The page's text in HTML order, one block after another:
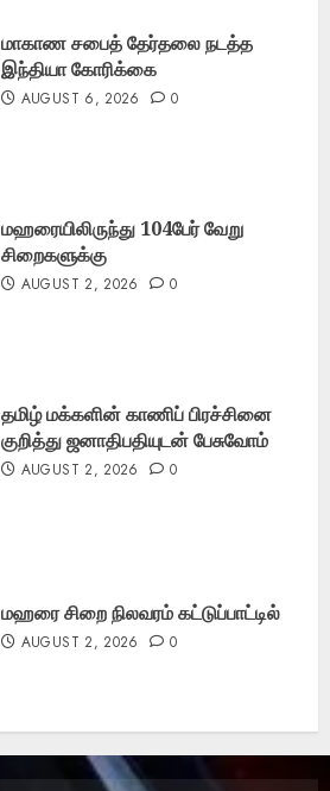
மாகாண சபைத் தேர்தலை நடத்த
இந்தியா கோரிக்கை
AUGUST 6, 2026 0
மஹரையிலிருந்து 104பேர் வேறு
சிறைகளுக்கு
AUGUST 2, 2026 0
தமிழ் மக்களின் காணிப் பிரச்சினை
குறித்து ஜனாதிபதியுடன் பேசுவோம்
AUGUST 2, 2026 0
மஹரை சிறை நிலவரம் கட்டுப்பாட்டில்
AUGUST 2, 2026 0